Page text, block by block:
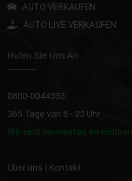
AUTO VERKAUFEN
AUTO LIVE VERKAUFEN
Rufen Sie Uns An
0800-0044333
365 Tage von 8 - 22 Uhr
Wir sind momentan erreichbar!
Über uns | Kontakt